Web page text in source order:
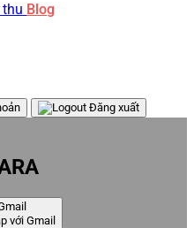
thu Blog
Đăng xuất
với Gmail